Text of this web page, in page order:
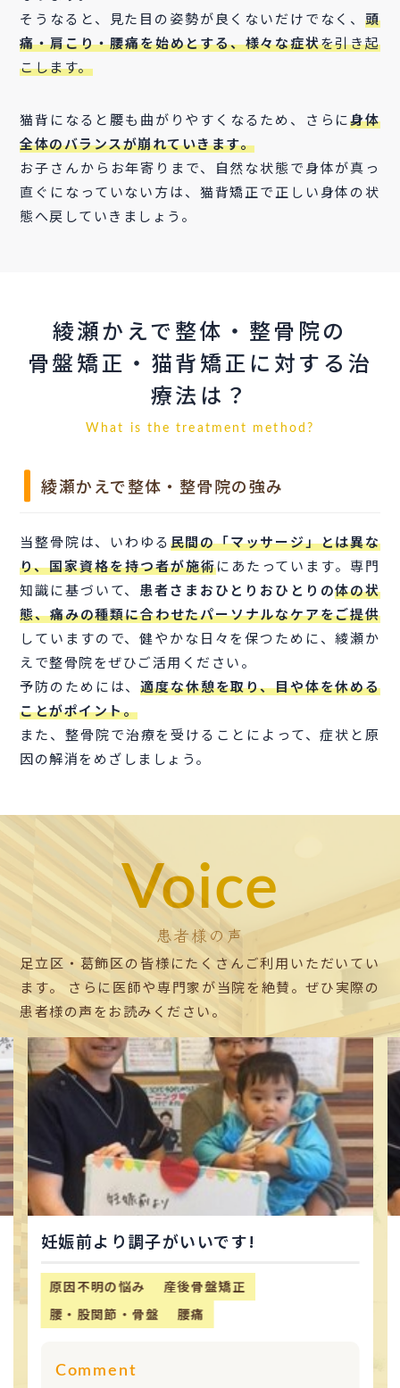
そうなると、見た目の姿勢が良くないだけでなく、頭
痛・肩こり・腰痛を始めとする、様々な症状を引き起
こします。
猫背になると腰も曲がりやすくなるため、さらに身体
全体のバランスが崩れていきます。
お子さんからお年寄りまで、自然な状態で身体が真っ
直ぐになっていない方は、猫背矯正で正しい身体の状
態へ戻していきましょう。
綾瀬かえで整体・整骨院の
骨盤矯正・猫背矯正に対する治
療法は？
What is the treatment method?
綾瀬かえで整体・整骨院の強み
当整骨院は、いわゆる民間の「マッサージ」とは異な
り、国家資格を持つ者が施術にあたっています。専門
知識に基づいて、 患者さまおひとりおひとりの体の状
態、痛みの種類に合わせたパーソナルなケアをご提供
していますので、健やかな日々を保つために、綾瀬か
えで整骨院をぜひご活用ください。
予防のためには、適度な休憩を取り、目や体を休める
ことがポイント。
また、整骨院で治療を受けることによって、症状と原
因の解消をめざしましょう。
Voice
患者様の声
足立区・葛飾区の皆様にたくさんご利用いただいてい
ます。
さらに医師や専門家が当院を絶賛。ぜひ実際の
患者様の声をお読みください。
妊娠前より調子がいいです!
原因不明の悩み
産後骨盤矯正
腰・股関節・骨盤
腰痛
Comment